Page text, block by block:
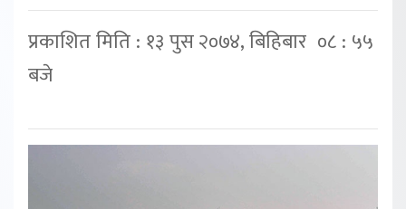
प्रकाशित मिति : १३ पुस २०७४, बिहिबार ०८ : ५५
बजे